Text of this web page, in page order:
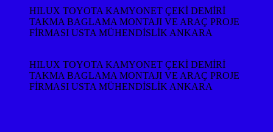
HILUX TOYOTA KAMYONET ÇEKİ DEMİRİ
TAKMA BAGLAMA MONTAJI VE ARAÇ PROJE
FİRMASI USTA MÜHENDİSLİK ANKARA
HILUX TOYOTA KAMYONET ÇEKİ DEMİRİ
TAKMA BAGLAMA MONTAJI VE ARAÇ PROJE
FİRMASI USTA MÜHENDİSLİK ANKARA